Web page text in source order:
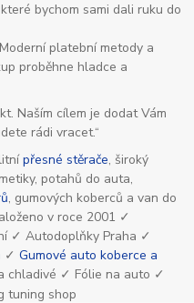
bychom sami dali ruku do
platební metody a
proběhne hladce a
Naším cílem je dodat Vám
rádi vracet.“
přesné stěrače, široký
potahů do auta,
, gumových koberců a van do
v roce 2001 ✓
✓ Autodoplňky Praha ✓
✓Gumové auto koberce a
chladivé ✓ Fólie na auto ✓